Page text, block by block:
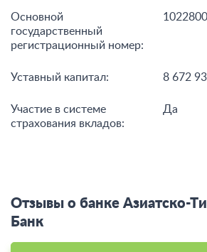
Основной
государственный
регистрационный номер:
Уставный капитал: 8 672
Участие в системе
страхования вкладов:
Да
Отзывы о банке Азиатско-
Банк